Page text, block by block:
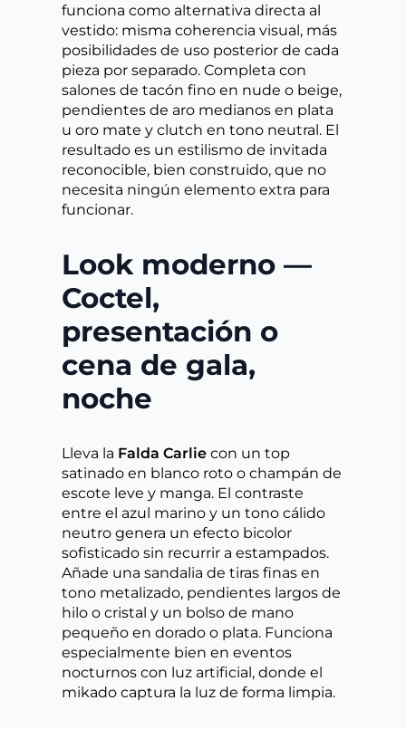
funciona como alternativa directa al
vestido: misma coherencia visual, más
posibilidades de uso posterior de cada
pieza por separado. Completa con
salones de tacón fino en nude o beige,
pendientes de aro medianos en plata
u oro mate y clutch en tono neutral. El
resultado es un estilismo de invitada
reconocible, bien construido, que no
necesita ningún elemento extra para
funcionar.
Look moderno —
Coctel,
presentación o
cena de gala,
noche
Lleva la Falda Carlie con un top
satinado en blanco roto o champán de
escote leve y manga. El contraste
entre el azul marino y un tono cálido
neutro genera un efecto bicolor
sofisticado sin recurrir a estampados.
Añade una sandalia de tiras finas en
tono metalizado, pendientes largos de
hilo o cristal y un bolso de mano
pequeño en dorado o plata. Funciona
especialmente bien en eventos
nocturnos con luz artificial, donde el
mikado captura la luz de forma limpia.